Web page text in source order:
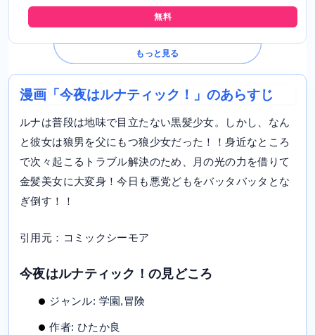
無料
もっと見る
漫画「今夜はルナティック！」のあらすじ
ルナは普段は地味で目立たない黒髪少女。しかし、なん
と彼女は狼男を父にもつ狼少女だった！！身近なところ
で次々起こるトラブル解決のため、月の光の力を借りて
金髪美女に大変身！今日も悪党どもをバッタバッタとな
ぎ倒す！！
引用元：コミックシーモア
今夜はルナティック！の見どころ
ジャンル: 学園,冒険
作者: ひたか良